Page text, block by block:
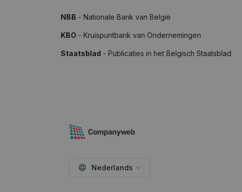
NBB - Nationale Bank van België
KBO - Kruispuntbank van Ondernemingen
Staatsblad - Publicaties in het Belgisch Staatsblad
Nederlands